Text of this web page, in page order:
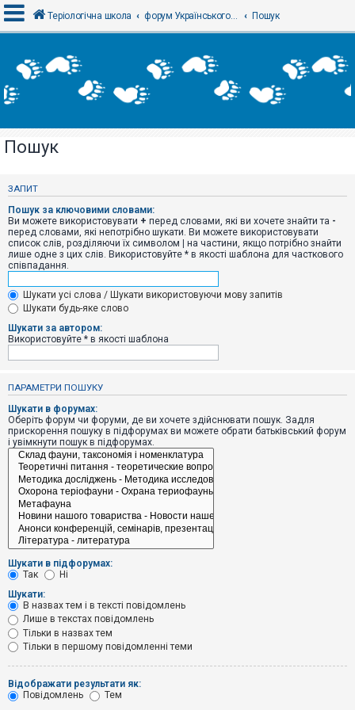
х
і
Р
с
р
а
ц
і
я
Т
е
м
и
б
і
п
о
в
і
д
в
н
т
е
м
и
о
ш
Теріологічна школа форум Українського теріологічного товариства Пошук
Пошук
ЗАПИТ
Пошук за ключовими словами:
Ви можете використовувати + перед словами, які ви хочете знайти та -
перед словами, які непотрібно шукати. Ви можете використовувати
список слів, розділяючи їх символом | на частини, якщо потрібно знайти
лише одне з цих слів. Використовуйте * в якості шаблона для часткового
співпадання.
Шукати усі слова / Шукати використовуючи мову запитів
Шукати будь-яке слово
Шукати за автором:
Використовуйте * в якості шаблона
ПАРАМЕТРИ ПОШУКУ
Шукати в форумах:
Оберіть форум чи форуми, де ви хочете здійснювати пошук. Задля
прискорення пошуку в підфорумах ви можете обрати батьківський форум
і увімкнути пошук в підфорумах.
Шукати в підфорумах:
Так
Ні
Шукати:
В назвах тем і в тексті повідомлень
Лише в текстах повідомлень
Тільки в назвах тем
Тільки в першому повідомленні теми
Відображати результати як:
Повідомлень
Тем